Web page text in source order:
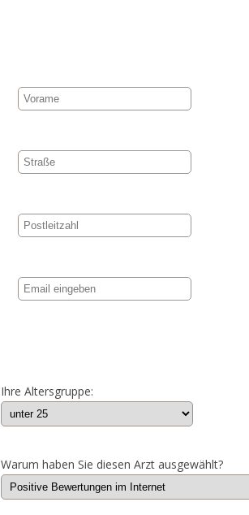
Ihre Altersgruppe:
Warum haben Sie diesen Arzt ausgewählt?